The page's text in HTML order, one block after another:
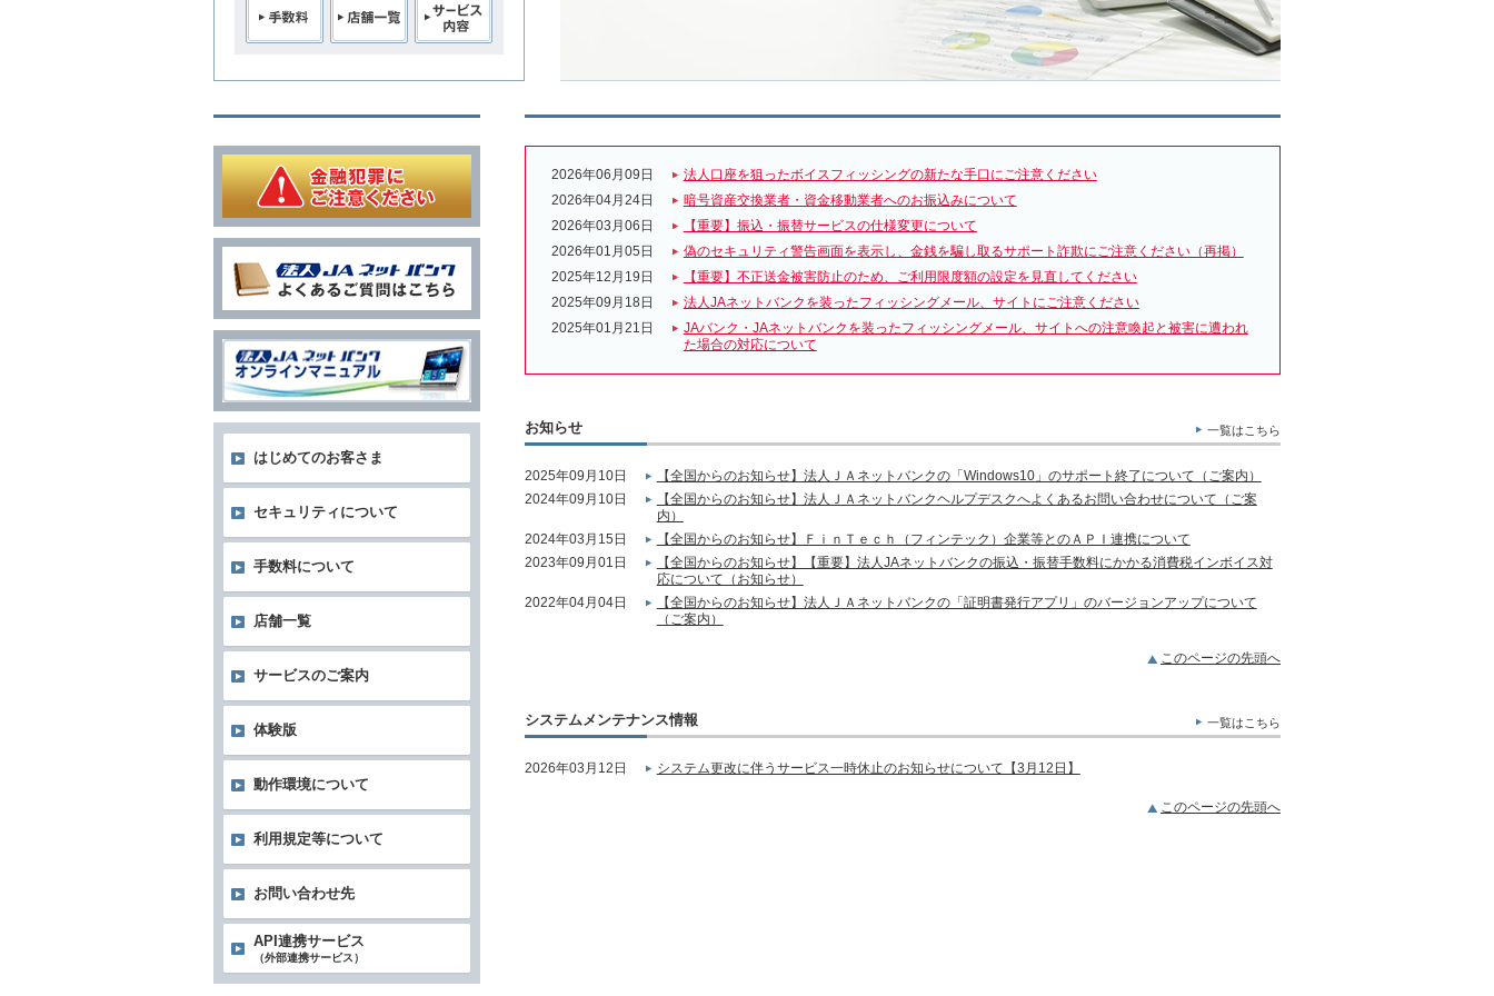
2026年06月09日
法人口座を狙ったボイスフィッシングの新たな手口にご注意ください
2026年04月24日
暗号資産交換業者・資金移動業者へのお振込みについて
2026年03月06日
【重要】振込・振替サービスの仕様変更について
2026年01月05日
偽のセキュリティ警告画面を表示し、金銭を騙し取るサポート詐欺にご注意ください（再掲）
2025年12月19日
【重要】不正送金被害防止のため、ご利用限度額の設定を見直してください
2025年09月18日
法人JAネットバンクを装ったフィッシングメール、サイトにご注意ください
2025年01月21日
JAバンク・JAネットバンクを装ったフィッシングメール、サイトへの注意喚起と被害に遭われ
た場合の対応について
お知らせ 一覧はこちら
2025年09月10日
【全国からのお知らせ】法人ＪＡネットバンクの「Windows10」のサポート終了について（ご案内）
2024年09月10日
【全国からのお知らせ】法人ＪＡネットバンクヘルプデスクへよくあるお問い合わせについて（ご案
内）
2024年03月15日
【全国からのお知らせ】ＦｉｎＴｅｃｈ（フィンテック）企業等とのＡＰＩ連携について
2023年09月01日
【全国からのお知らせ】【重要】法人JAネットバンクの振込・振替手数料にかかる消費税インボイス対
応について（お知らせ）
2022年04月04日
【全国からのお知らせ】法人ＪＡネットバンクの「証明書発行アプリ」のバージョンアップについて
（ご案内）
このページの先頭へ
システムメンテナンス情報 一覧はこちら
2026年03月12日 システム更改に伴うサービス一時休止のお知らせについて【3月12日】
このページの先頭へ
はじめてのお客さま
セキュリティについて
手数料について
店舗一覧
サービスのご案内
体験版
動作環境について
利用規定等について
お問い合わせ先
API連携サービス
（外部連携サービス）